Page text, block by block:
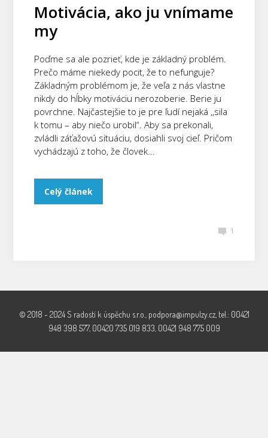
Motivácia, ako ju vnímame
my
Poďme sa ale pozrieť, kde je základný problém.
Prečo máme niekedy pocit, že to nefunguje?
Základným problémom je, že veľa z nás vlastne
nikdy do hĺbky motiváciu nerozoberie. Berie ju
povrchne. Najčastejšie to je pre ľudí nejaká ,,sila
k tomu – aby niečo urobil“. Aby sa prekonali,
zvládli záťažovú situáciu, dosiahli svoj cieľ. Pričom
vychádzajú z toho, že človek...
Celý článek
1
© 2018 - 2024 S radostí k úspěchu s.r.o., podpora@impulzy.cz, tel.: 00421
948 398 577, 00420 735 019 833, 00421 948 775 009